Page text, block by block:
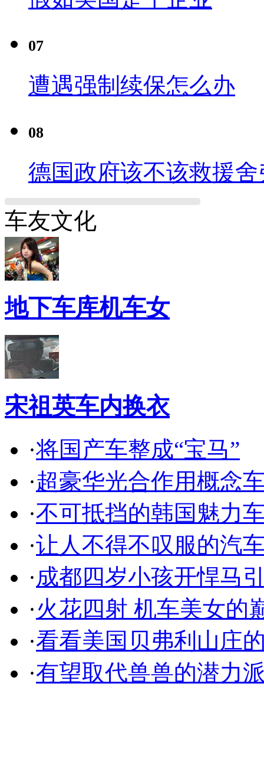
07
遭遇强制续保怎么办
08
德国政府该不该救援舍
车友文化
地下车库机车女
宋祖英车内换衣
·将国产车整成“宝马”
·超豪华光合作用概念
·不可抵挡的韩国魅力
·让人不得不叹服的汽
·成都四岁小孩开悍马
·火花四射 机车美女的
·看看美国贝弗利山庄
·有望取代兽兽的潜力